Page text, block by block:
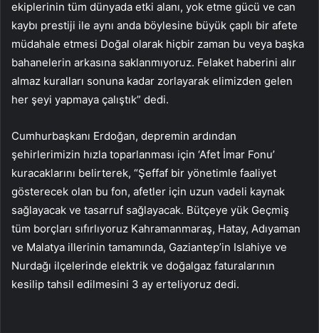
ekiplerinin tüm dünyada etki alanı, yok etme gücü ve can
kaybı prestiji ile aynı anda böylesine büyük çaplı bir afete
müdahale etmesi Doğal olarak hiçbir zaman bu veya başka
bahanelerin arkasına saklanmıyoruz. Felaket haberini alır
almaz kuralları sonuna kadar zorlayarak elimizden gelen
her şeyi yapmaya çalıştık” dedi.
Cumhurbaşkanı Erdoğan, depremin ardından
şehirlerimizin hızla toparlanması için ‘Afet İmar Fonu’
kuracaklarını belirterek, “Şeffaf bir yönetimle faaliyet
gösterecek olan bu fon, afetler için uzun vadeli kaynak
sağlayacak ve tasarruf sağlayacak. Bütçeye yük Geçmiş
tüm borçları sıfırlıyoruz Kahramanmaraş, Hatay, Adıyaman
ve Malatya illerinin tamamında, Gaziantep’in Islahiye ve
Nurdağı ilçelerinde elektrik ve doğalgaz faturalarının
kesilip tahsil edilmesini 3 ay erteliyoruz dedi.